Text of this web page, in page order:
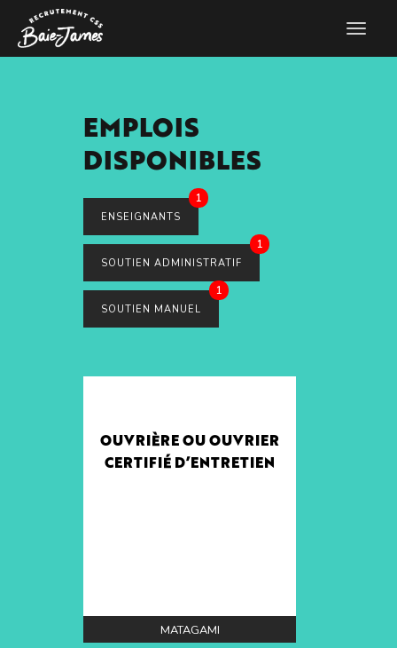
EMPLOIS
DISPONIBLES
ENSEIGNANTS
1
SOUTIEN ADMINISTRATIF
1
SOUTIEN MANUEL
1
OUVRIÈRE OU OUVRIER
CERTIFIÉ D’ENTRETIEN
MATAGAMI